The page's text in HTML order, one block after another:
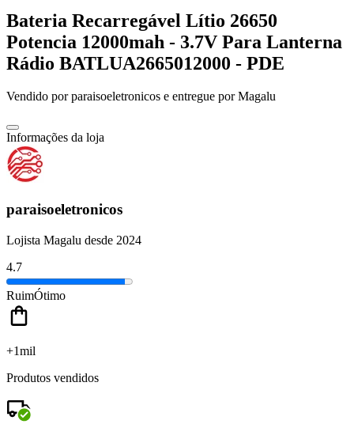
Bateria Recarregável Lítio 26650
Potencia 12000mah - 3.7V Para Lanterna
Rádio BATLUA2665012000 - PDE
Vendido porparaisoeletronicos e entregue por Magalu
Informações da loja
paraisoeletronicos
Lojista Magalu desde 2024
4.7
RuimÓtimo
+1mil
Produtos vendidos